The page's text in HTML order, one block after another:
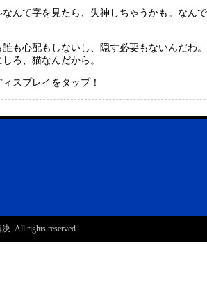
んて字を見たら、失神しちゃうかも。なん
も心配もしないし、隠す必要もないんだわ
ろ、猫なんだから。
スプレイをタップ！
. All rights reserved.